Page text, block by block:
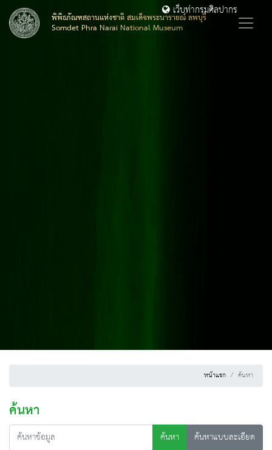
พิพิธภัณฑสถานแห่งชาติ สมเด็จพระนารายณ์ ลพบุรี
Somdet Phra Narai National Museum
เว็บท่ากรมศิลปากร
หน้าแรก ค้นหา
ค้นหา
ค้นหา
ค้นหาแบบละเอียด